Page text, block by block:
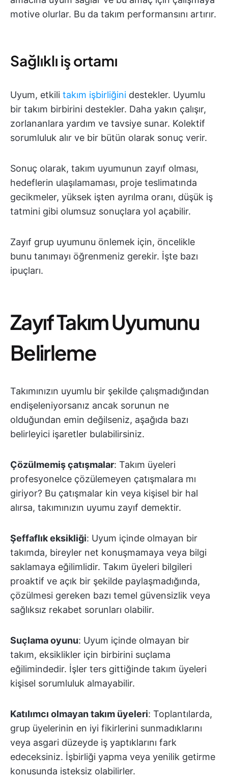
motive olurlar. Bu da takım performansını artırır.
Sağlıklı iş ortamı
Uyum, etkili takım işbirliğini destekler. Uyumlu
bir takım birbirini destekler. Daha yakın çalışır,
zorlananlara yardım ve tavsiye sunar. Kolektif
sorumluluk alır ve bir bütün olarak sonuç verir.
Sonuç olarak, takım uyumunun zayıf olması,
hedeflerin ulaşılamaması, proje teslimatında
gecikmeler, yüksek işten ayrılma oranı, düşük iş
tatmini gibi olumsuz sonuçlara yol açabilir.
Zayıf grup uyumunu önlemek için, öncelikle
bunu tanımayı öğrenmeniz gerekir. İşte bazı
ipuçları.
Zayıf Takım Uyumunu
Belirleme
Takımınızın uyumlu bir şekilde çalışmadığından
endişeleniyorsanız ancak sorunun ne
olduğundan emin değilseniz, aşağıda bazı
belirleyici işaretler bulabilirsiniz.
Çözülmemiş çatışmalar: Takım üyeleri
profesyonelce çözülemeyen çatışmalara mı
giriyor? Bu çatışmalar kin veya kişisel bir hal
alırsa, takımınızın uyumu zayıf demektir.
Şeffaflık eksikliği: Uyum içinde olmayan bir
takımda, bireyler net konuşmamaya veya bilgi
saklamaya eğilimlidir. Takım üyeleri bilgileri
proaktif ve açık bir şekilde paylaşmadığında,
çözülmesi gereken bazı temel güvensizlik veya
sağlıksız rekabet sorunları olabilir.
Suçlama oyunu: Uyum içinde olmayan bir
takım, eksiklikler için birbirini suçlama
eğilimindedir. İşler ters gittiğinde takım üyeleri
kişisel sorumluluk almayabilir.
Katılımcı olmayan takım üyeleri: Toplantılarda,
grup üyelerinin en iyi fikirlerini sunmadıklarını
veya asgari düzeyde iş yaptıklarını fark
edeceksiniz. İşbirliği yapma veya yenilik getirme
konusunda isteksiz olabilirler.